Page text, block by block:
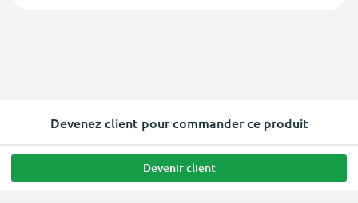
Devenez client pour commander ce produit
Devenir client